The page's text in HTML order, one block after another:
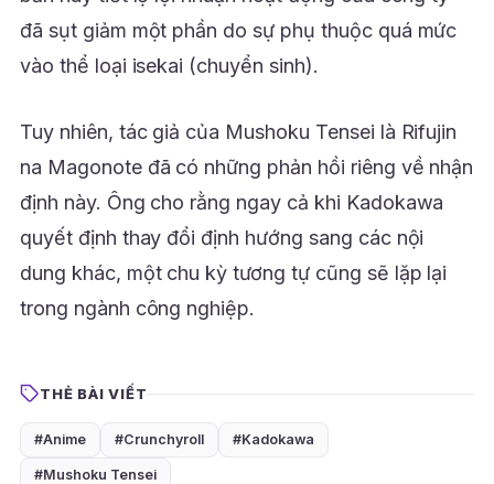
đã sụt giảm một phần do sự phụ thuộc quá mức
vào thể loại isekai (chuyển sinh).
Tuy nhiên, tác giả của Mushoku Tensei là Rifujin
na Magonote đã có những phản hồi riêng về nhận
định này. Ông cho rằng ngay cả khi Kadokawa
quyết định thay đổi định hướng sang các nội
dung khác, một chu kỳ tương tự cũng sẽ lặp lại
trong ngành công nghiệp.
THẺ BÀI VIẾT
#Anime #Crunchyroll #Kadokawa
#Mushoku Tensei